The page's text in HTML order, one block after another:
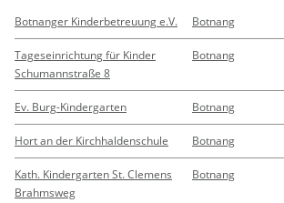
Botnanger Kinderbetreuung e.V. Botnang
Tageseinrichtung für Kinder
Schumannstraße 8
Botnang
Ev. Burg-Kindergarten Botnang
Hort an der Kirchhaldenschule Botnang
Kath. Kindergarten St. Clemens
Brahmsweg
Botnang